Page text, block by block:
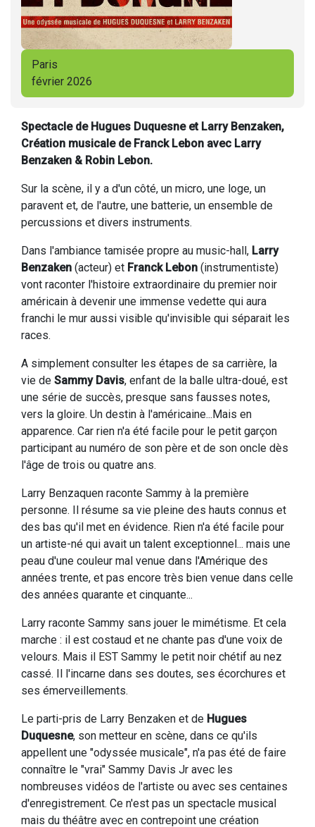
Paris
février 2026
Spectacle de Hugues Duquesne et Larry Benzaken,
Création musicale de Franck Lebon avec Larry
Benzaken & Robin Lebon.
Sur la scène, il y a d'un côté, un micro, une loge, un
paravent et, de l'autre, une batterie, un ensemble de
percussions et divers instruments.
Dans l'ambiance tamisée propre au music-hall, Larry
Benzaken (acteur) et Franck Lebon (instrumentiste)
vont raconter l'histoire extraordinaire du premier noir
américain à devenir une immense vedette qui aura
franchi le mur aussi visible qu'invisible qui séparait les
races.
A simplement consulter les étapes de sa carrière, la
vie de Sammy Davis, enfant de la balle ultra-doué, est
une série de succès, presque sans fausses notes,
vers la gloire. Un destin à l'américaine...Mais en
apparence. Car rien n'a été facile pour le petit garçon
participant au numéro de son père et de son oncle dès
l'âge de trois ou quatre ans.
Larry Benzaquen raconte Sammy à la première
personne. Il résume sa vie pleine des hauts connus et
des bas qu'il met en évidence. Rien n'a été facile pour
un artiste-né qui avait un talent exceptionnel... mais une
peau d'une couleur mal venue dans l'Amérique des
années trente, et pas encore très bien venue dans celle
des années quarante et cinquante...
Larry raconte Sammy sans jouer le mimétisme. Et cela
marche : il est costaud et ne chante pas d'une voix de
velours. Mais il EST Sammy le petit noir chétif au nez
cassé. Il l'incarne dans ses doutes, ses écorchures et
ses émerveillements.
Le parti-pris de Larry Benzaken et de Hugues
Duquesne, son metteur en scène, dans ce qu'ils
appellent une "odyssée musicale", n'a pas été de faire
connaître le "vrai" Sammy Davis Jr avec les
nombreuses vidéos de l'artiste ou avec ses centaines
d'enregistrement. Ce n'est pas un spectacle musical
mais du théâtre avec en contrepoint une création